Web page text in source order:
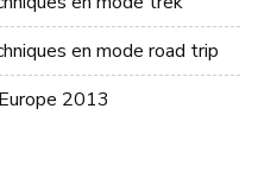
en mode road trip
2013